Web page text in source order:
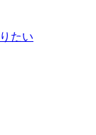
たい